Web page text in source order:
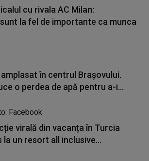
cu rivala AC Milan:
la fel de importante ca munca
în centrul Brașovului.
o perdea de apă pentru a-i...
virală din vacanța în Turcia
la un resort all inclusive...